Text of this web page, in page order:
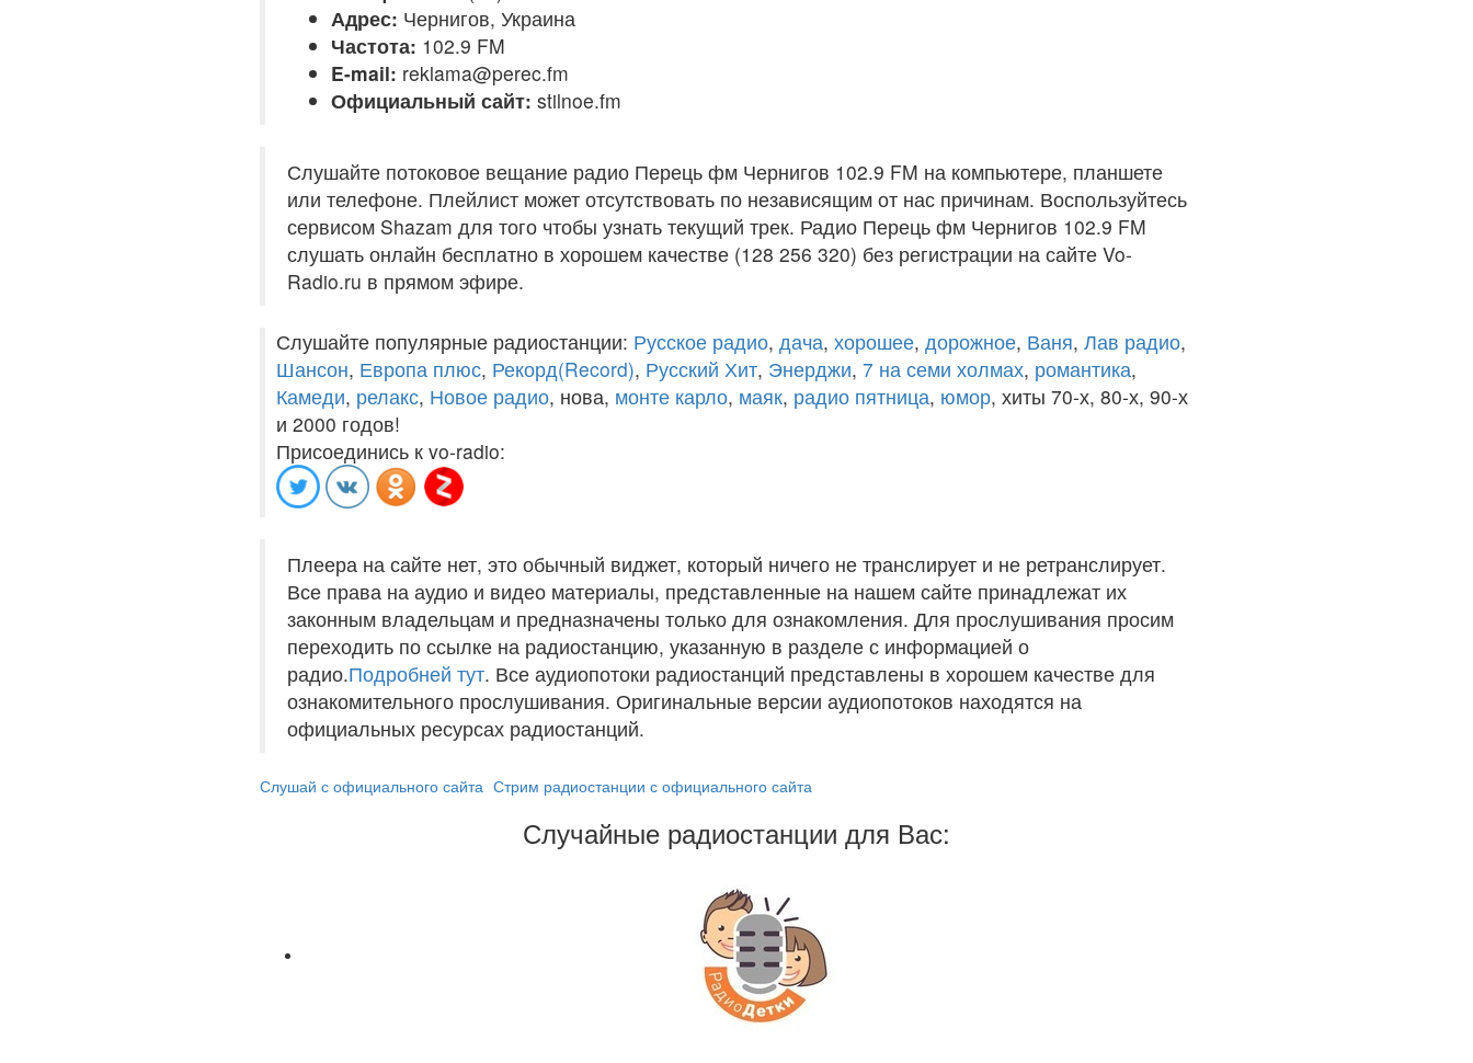
Адрес: Чернигов, Украина
Частота: 102.9 FM
E-mail: reklama@perec.fm
Официальный сайт: stilnoe.fm
Слушайте потоковое вещание радио Перець фм Чернигов 102.9 FM на компьютере, планшете
или телефоне. Плейлист может отсутствовать по независящим от нас причинам. Воспользуйтесь
сервисом Shazam для того чтобы узнать текущий трек. Радио Перець фм Чернигов 102.9 FM
слушать онлайн бесплатно в хорошем качестве (128 256 320) без регистрации на сайте Vo-
Radio.ru в прямом эфире.
Слушайте популярные радиостанции: Русское радио, дача, хорошее, дорожное, Ваня, Лав радио,
Шансон, Европа плюс, Рекорд(Record), Русский Хит, Энерджи, 7 на семи холмах, романтика,
Камеди, релакс, Новое радио, нова, монте карло, маяк, радио пятница, юмор, хиты 70-х, 80-х, 90-х
и 2000 годов!
Присоединись к vo-radio:
Плеера на сайте нет, это обычный виджет, который ничего не транслирует и не ретранслирует.
Все права на аудио и видео материалы, представленные на нашем сайте принадлежат их
законным владельцам и предназначены только для ознакомления. Для прослушивания просим
переходить по ссылке на радиостанцию, указанную в разделе с информацией о
радио.Подробней тут. Все аудиопотоки радиостанций представлены в хорошем качестве для
ознакомительного прослушивания. Оригинальные версии аудиопотоков находятся на
официальных ресурсах радиостанций.
Слушай с официального сайта Стрим радиостанции с официального сайта
Случайные радиостанции для Вас: